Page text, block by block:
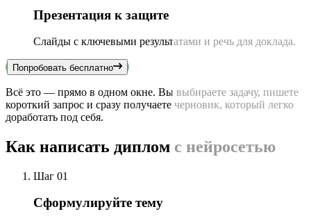
Презентация к защите
Слайды с ключевыми результатами и речь для доклада.
Попробовать бесплатно
Всё это — прямо в одном окне. Вы выбираете задачу, пишете
короткий запрос и сразу получаете черновик, который легко
доработать под себя.
Как написать диплом с нейросетью
Шаг 01
Сформулируйте тему